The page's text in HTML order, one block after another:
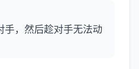
手，然后趁对手无法动